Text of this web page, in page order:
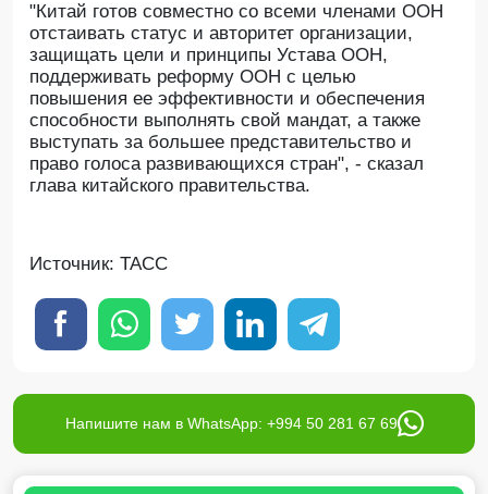
"Китай готов совместно со всеми членами ООН
отстаивать статус и авторитет организации,
защищать цели и принципы Устава ООН,
поддерживать реформу ООН с целью
повышения ее эффективности и обеспечения
способности выполнять свой мандат, а также
выступать за большее представительство и
право голоса развивающихся стран", - сказал
глава китайского правительства.
Источник: ТАСС
Напишите нам в WhatsApp: +994 50 281 67 69